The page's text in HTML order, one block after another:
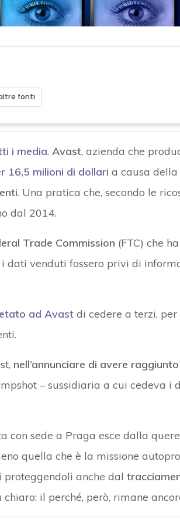
fonti
i media. Avast, azienda che
16,5 milioni di dollari a causa della
. Una pratica che, secondo le
dal 2014.
Trade Commission (FTC) che
i dati venduti fossero privi di
ad Avastdi cedere a terzi,
nell’annunciare di avere
– sussidiaria a cui cedeva i
con sede a Praga esce dalla
quella che è la missione
anche dal
il perché, però, rimane